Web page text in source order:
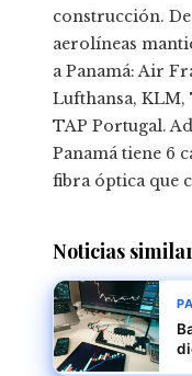
construcción.
aerolíneas
a Panamá: Air
Lufthansa,
TAP Portugal.
Panamá tiene 6
fibra óptica que
Noticias